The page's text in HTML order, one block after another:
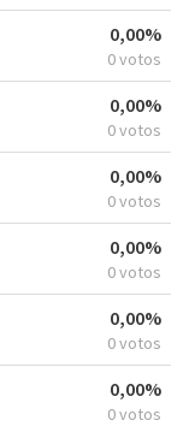
0,00%
0 votos
0,00%
0 votos
0,00%
0 votos
0,00%
0 votos
0,00%
0 votos
0,00%
0 votos